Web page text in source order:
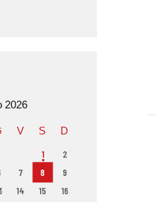
2026
V S D
1
2
7 8
9
14 15
16